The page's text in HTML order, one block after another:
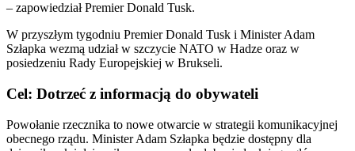
– zapowiedział Premier Donald Tusk.
W przyszłym tygodniu Premier Donald Tusk i Minister Adam
Szłapka wezmą udział w szczycie NATO w Hadze oraz w
posiedzeniu Rady Europejskiej w Brukseli.
Cel: Dotrzeć z informacją do obywateli
Powołanie rzecznika to nowe otwarcie w strategii komunikacyjnej
obecnego rządu. Minister Adam Szłapka będzie dostępny dla